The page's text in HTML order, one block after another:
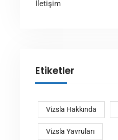
İletişim
Etiketler
Vizsla Hakkında
Vizsla Yavruları